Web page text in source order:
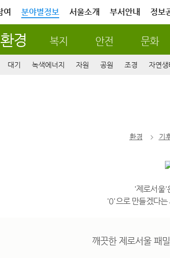
여 분야별정보 서울소개 부서안내 정보
환경 복지 안전 문화
대기 녹색에너지 자원 공원 조경 자연생
환경 기
'제로서울'
'0'으로 만들겠다는
깨끗한 제로서울 패밀